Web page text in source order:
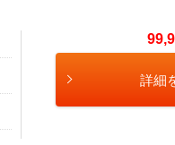
詳細